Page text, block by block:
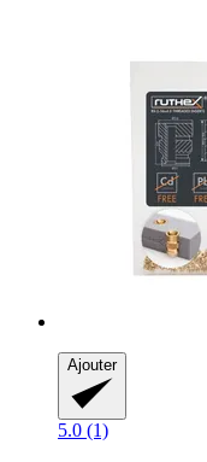
Ajouter
5.0 (1)